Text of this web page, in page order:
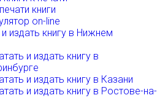
книги
on-line
издать книгу в Нижнем
и издать книгу в
и издать книгу в Казани
и издать книгу в Ростове-на-